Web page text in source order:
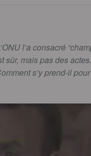
l’a consacré
sûr, mais pas des
s’y prend-il pour